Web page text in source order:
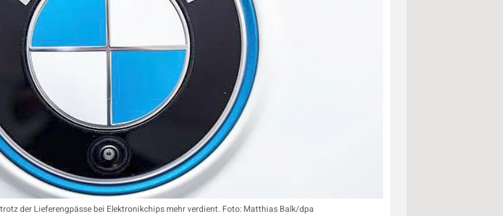
der Lieferengpässe bei Elektronikchips mehr verdient. Foto: Matthias Balk/dpa